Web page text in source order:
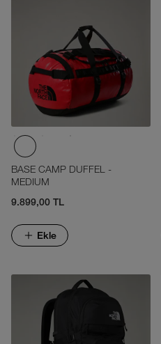
BASE CAMP DUFFEL -
MEDIUM
9.899,00 TL
Ekle